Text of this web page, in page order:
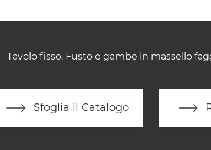
Tavolo fisso. Fusto e gambe in massello
Sfoglia il Catalogo